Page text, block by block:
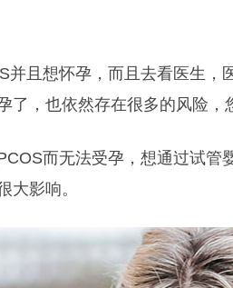
并且想怀孕，而且去看医生，
了，也依然存在很多的风险，
而无法受孕，想通过试管
大影响。